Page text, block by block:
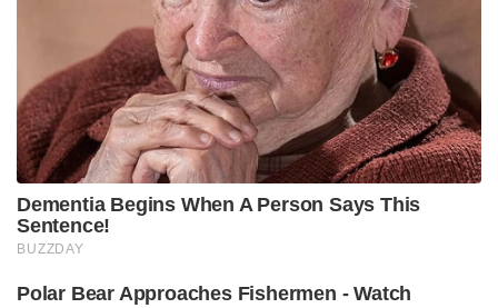
Dementia Begins When A Person Says This
Sentence!
BUZZDAY
Polar Bear Approaches Fishermen - Watch